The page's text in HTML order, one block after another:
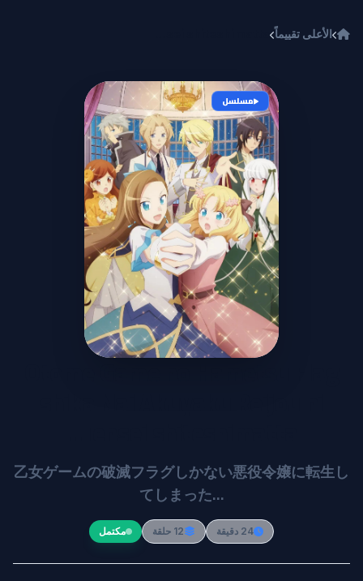
الأعلى تقييماً
مسلسل
Otome Game no Hametsu Flag
乙女ゲームの破滅フラグしかない悪役令嬢に転生し
てしまった…
24 دقيقة 12 حلقة مكتمل